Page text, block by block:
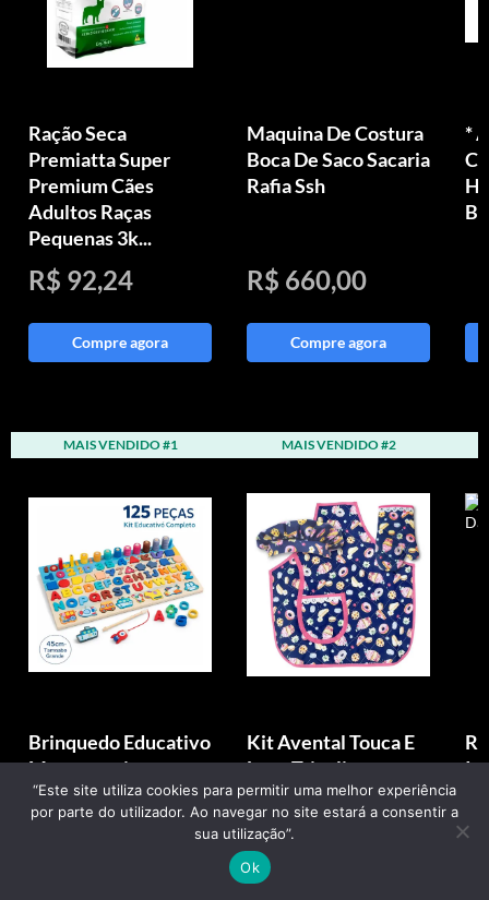
Ração Seca
Premiatta Super
Premium Cães
Adultos Raças
Pequenas 3k...
R$ 92,24
Compre agora
Maquina De Costura
Boca De Saco Sacaria
Rafia Ssh
R$ 660,00
Compre agora
*
MAIS VENDIDO #1
Brinquedo Educativo
Montessori
Tabuleiro Neyfe
Madeira Peças
MAIS VENDIDO #2
Kit Avental Touca E
Luva Tricoline
Infantil Cozinha Chef
3pç
R$ 62,61
“Este site utiliza cookies para permitir uma melhor experiência
por parte do utilizador. Ao navegar no site estará a consentir a
sua utilização”.
Ok